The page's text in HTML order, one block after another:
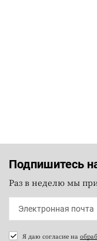
Подпишитесь
Раз в неделю мы
Я даю согласие на